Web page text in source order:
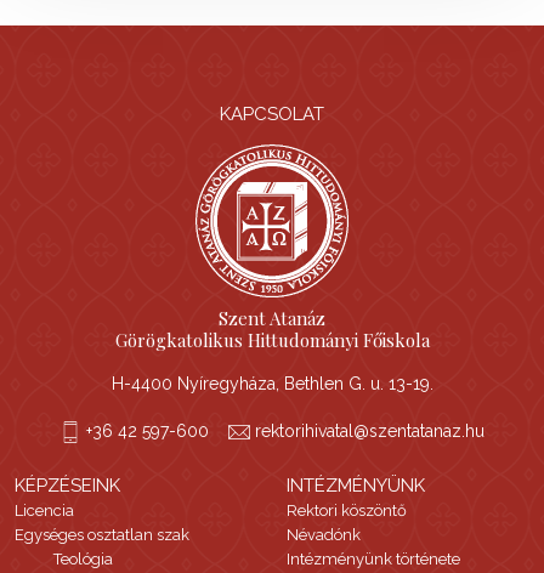
KAPCSOLAT
Szent Atanáz
Görögkatolikus Hittudományi Főiskola
H-4400 Nyíregyháza, Bethlen G. u. 13-19.
+36 42 597-600 rektorihivatal@szentatanaz.hu
KÉPZÉSEINK
Licencia
Egységes osztatlan szak
Teológia
INTÉZMÉNYÜNK
Rektori köszöntő
Névadónk
Intézményünk története